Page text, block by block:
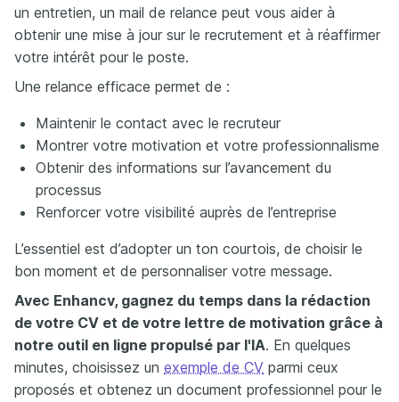
un entretien, un mail de relance peut vous aider à
obtenir une mise à jour sur le recrutement et à réaffirmer
votre intérêt pour le poste.
Une relance efficace permet de :
Maintenir le contact avec le recruteur
Montrer votre motivation et votre professionnalisme
Obtenir des informations sur l’avancement du
processus
Renforcer votre visibilité auprès de l’entreprise
L’essentiel est d’adopter un ton courtois, de choisir le
bon moment et de personnaliser votre message.
Avec Enhancv, gagnez du temps dans la rédaction
de votre CV et de votre lettre de motivation grâce à
notre outil en ligne propulsé par l'IA. En quelques
minutes, choisissez un exemple de CV parmi ceux
proposés et obtenez un document professionnel pour le